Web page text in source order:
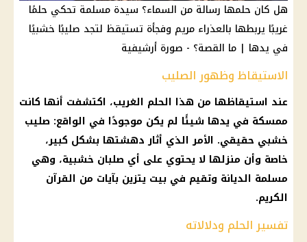
هل كان حلمها رسالة من السماء؟ سيدة مسلمة تحكي حلمًا
غريبًا يربطها بالعذراء مريم وفجأة تستيقظ لتجد صليبًا خشبيًا
في يدها | ما القصة؟ - صورة أرشيفية
الاستيقاظ وظهور الصليب
عند استيقاظها من هذا الحلم الغريب، اكتشفت أنها كانت
ممسكة في يدها شيئًا لم يكن موجودًا في الواقع: صليب
خشبي حقيقي. الأمر الذي أثار دهشتها بشكل كبير،
خاصة وأن منزلها لا يحتوي على أي صلبان خشبية، وهي
مسلمة الديانة وتقيم في بيت يتزين بآيات من القرآن
الكريم.
تفسير الحلم ودلالاته